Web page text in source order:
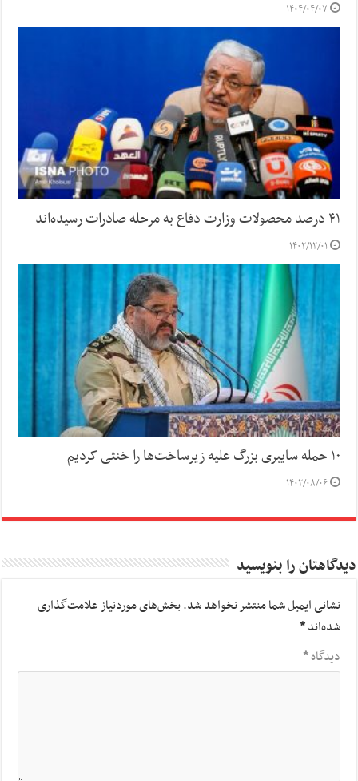
۱۴۰۴/۰۴/۰۷
۴۱ درصد محصولات وزارت دفاع به مرحله صادرات رسیده‌اند
۱۴۰۲/۱۲/۰۱
۱۰ حمله سایبری بزرگ علیه زیرساخت‌ها را خنثی کردیم
۱۴۰۲/۰۸/۰۶
دیدگاهتان را بنویسید
نشانی ایمیل شما منتشر نخواهد شد.بخش‌های موردنیاز علامت‌گذاری
شده‌اند*
دیدگاه*